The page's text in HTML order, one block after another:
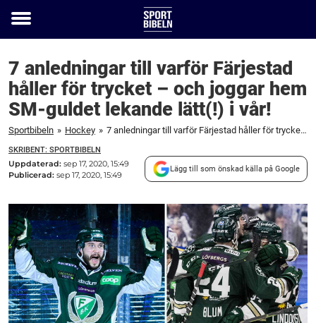
Toggle
7 anledningar till varför Färjestad
håller för trycket – och joggar hem
SM-guldet lekande lätt(!) i vår!
Sportbibeln » Hockey » 7 anledningar till varför Färjestad håller för trycket – och joggar hem SM-guldet lekande lätt(!) i vår!
SKRIBENT: SPORTBIBELN
Uppdaterad: sep 17, 2020, 15:49
Publicerad: sep 17, 2020, 15:49
Lägg till som önskad källa på Google